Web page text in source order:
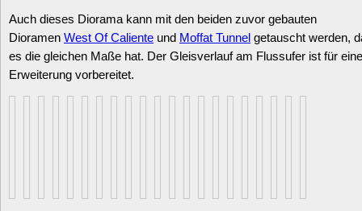
Auch dieses Diorama kann mit den beiden zuvor gebauten
Dioramen West Of Caliente und Moffat Tunnel getauscht werden,
es die gleichen Maße hat. Der Gleisverlauf am Flussufer ist für eine
Erweiterung vorbereitet.